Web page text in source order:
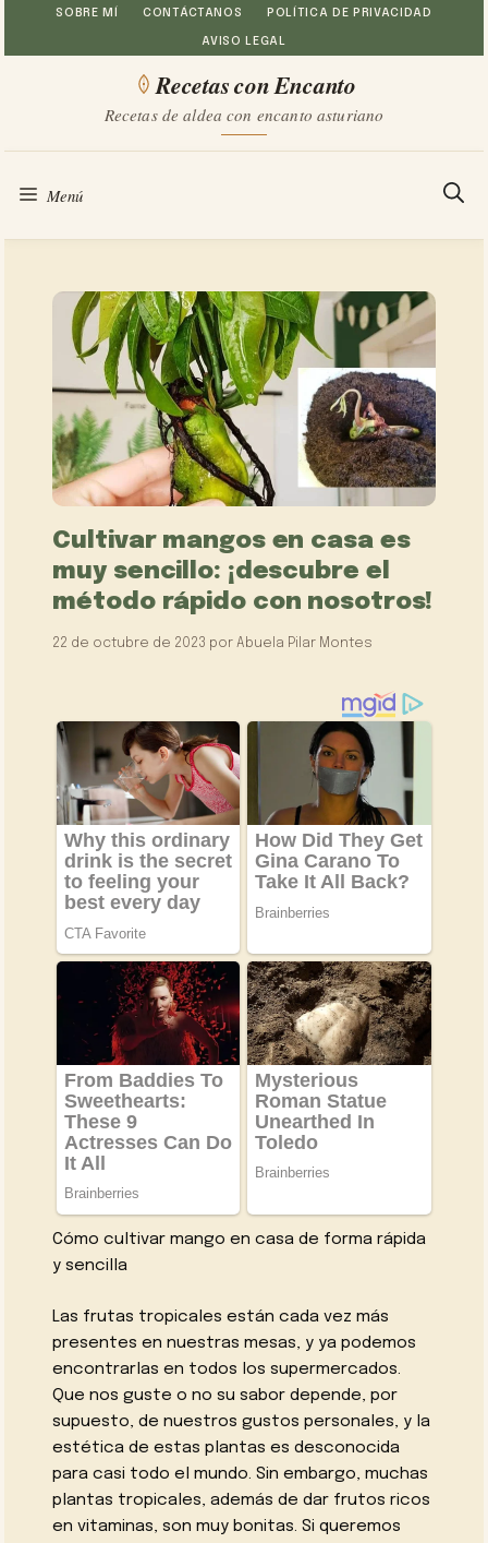
Saltar
al
SOBRE MÍ CONTÁCTANOS POLÍTICA DE PRIVACIDAD
AVISO LEGAL
Recetas con Encanto
Recetas de aldea con encanto asturiano
Menú
Cultivar mangos en casa es
muy sencillo: ¡descubre el
método rápido con nosotros!
22 de octubre de 2023 porAbuela Pilar Montes
Cómo cultivar mango en casa de forma rápida
y sencilla
Las frutas tropicales están cada vez más
presentes en nuestras mesas, y ya podemos
encontrarlas en todos los supermercados.
Que nos guste o no su sabor depende, por
supuesto, de nuestros gustos personales, y la
estética de estas plantas es desconocida
para casi todo el mundo. Sin embargo, muchas
plantas tropicales, además de dar frutos ricos
en vitaminas, son muy bonitas. Si queremos